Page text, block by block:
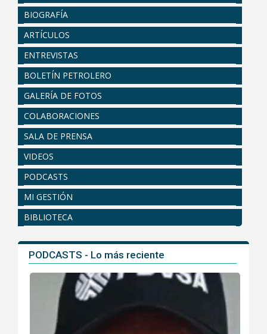
BIOGRAFÍA
ARTÍCULOS
ENTREVISTAS
BOLETÍN PETROLERO
GALERÍA DE FOTOS
COLABORACIONES
SALA DE PRENSA
VIDEOS
PODCASTS
MI GESTIÓN
BIBLIOTECA
PODCASTS - Lo más reciente